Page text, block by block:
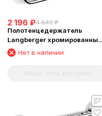
2 196 ₽4 840 ₽
Полотенцедержатель
Langberger хромированный
к стене "квадрат" 11038C
Нет в наличии